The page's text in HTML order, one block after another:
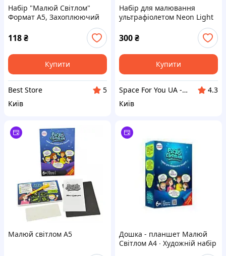
Набір "Малюй Світлом"
Формат А5, Захоплюючий
диво-набір для творчості
«Малюй світлом»
118₴
Купити
Best Store
5
Київ
Набір для малювання
ультрафіолетом Neon Light
трафаретами
300₴
Купити
Space For You UA - STORE
4.3
Київ
Малюй світлом А5
Дошка - планшет Малюй
Світлом A4 ∙ Художній набір